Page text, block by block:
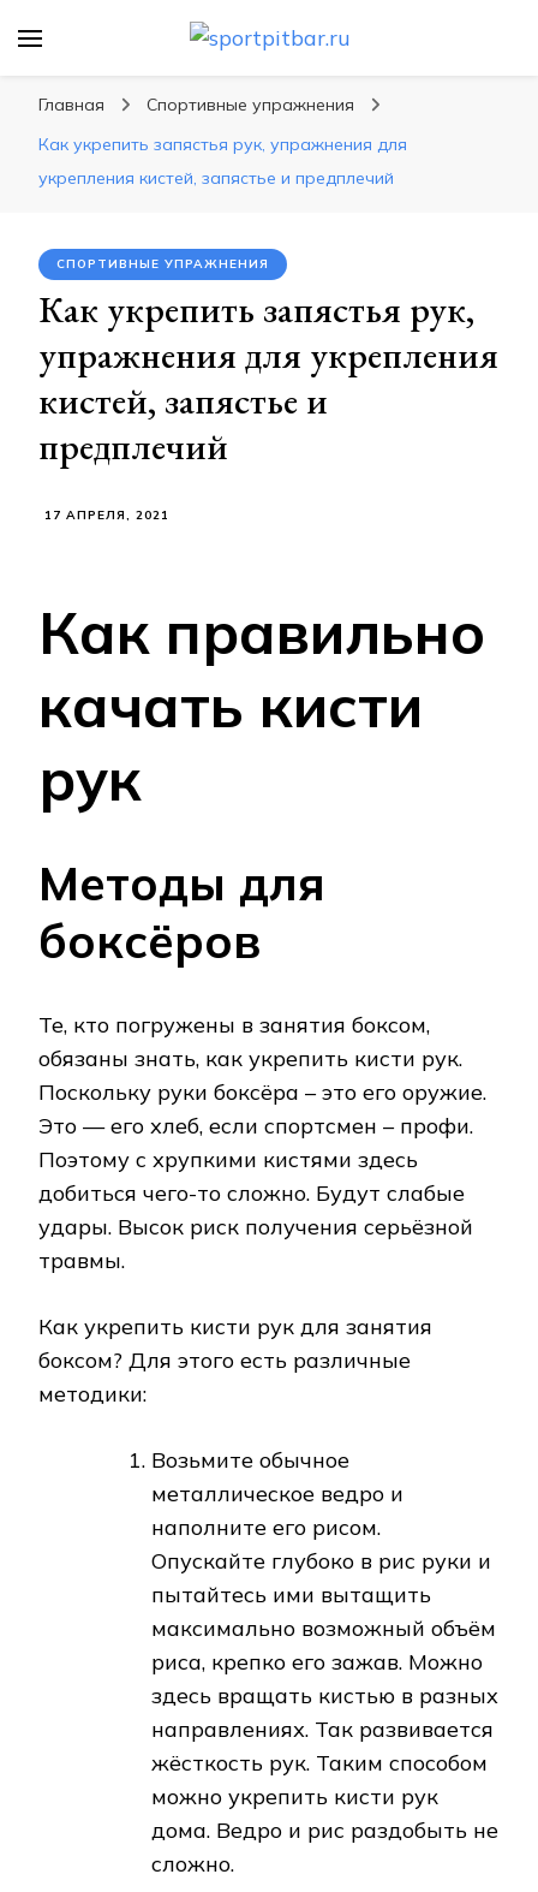
спортивных упражнения, правильные
диеты, программы тренировок
Главная
Спортивные упражнения
Как укрепить запястья рук, упражнения для
укрепления кистей, запястье и предплечий
СПОРТИВНЫЕ УПРАЖНЕНИЯ
Как укрепить запястья рук,
упражнения для укрепления
кистей, запястье и
предплечий
17 АПРЕЛЯ, 2021
Как правильно
качать кисти
рук
Методы для
боксёров
Те, кто погружены в занятия боксом,
обязаны знать, как укрепить кисти рук.
Поскольку руки боксёра – это его оружие.
Это — его хлеб, если спортсмен – профи.
Поэтому с хрупкими кистями здесь
добиться чего-то сложно. Будут слабые
удары. Высок риск получения серьёзной
травмы.
Как укрепить кисти рук для занятия
боксом? Для этого есть различные
методики:
Возьмите обычное
металлическое ведро и
наполните его рисом.
Опускайте глубоко в рис руки и
пытайтесь ими вытащить
максимально возможный объём
риса, крепко его зажав. Можно
здесь вращать кистью в разных
направлениях. Так развивается
жёсткость рук. Таким способом
можно укрепить кисти рук
дома. Ведро и рис раздобыть не
сложно.